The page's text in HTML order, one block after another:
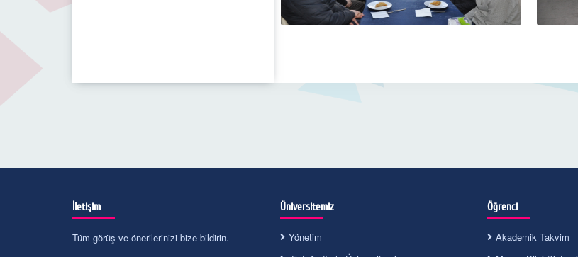
İletişim
Tüm görüş ve önerilerinizi bize bildirin.
Üniversitemiz
Yönetim
Öğrenci
Akademik Takvim